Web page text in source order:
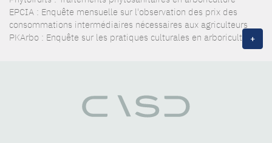
EPCIA : Enquête mensuelle sur l'observation des prix des
consommations intermédiaires nécessaires aux agriculteurs
PKArbo : Enquête sur les pratiques culturales en arboriculture
+